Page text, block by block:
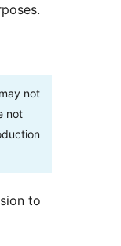
not
not
to